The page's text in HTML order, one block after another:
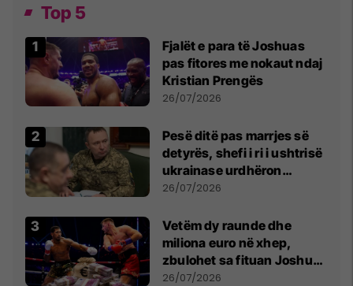
Top 5
Fjalët e para të Joshuas
pas fitores me nokaut ndaj
Kristian Prengës
26/07/2026
Pesë ditë pas marrjes së
detyrës, shefi i ri i ushtrisë
ukrainase urdhëron
kontroll të madh
26/07/2026
Vetëm dy raunde dhe
miliona euro në xhep,
zbulohet sa fituan Joshua
e Prenga
26/07/2026